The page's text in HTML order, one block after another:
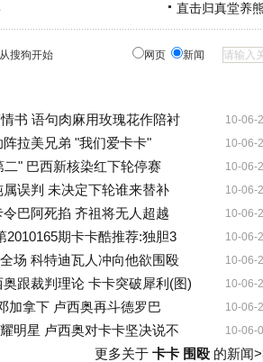
直击归真堂养
搜狗开始 网页 新闻
10-06-
书 语句肉麻用玫瑰花作陪衬
10-06-
拉美兄弟 "我们爱卡卡"
10-06-
" 巴西新核染红下轮停赛
10-06-
误判 未决定下轮谁来替补
10-06-
巴阿死掐 齐祖将无人超越
10-06-
2010165期卡卡酷推荐:独胆3
10-06-
场 科特迪瓦人冲向他欲围殴
10-06-
跟裁判理论 卡卡突破犀利(图)
10-06-
加拿下 卢西奥再斗德罗巴
10-06-
明星 卢西奥对卡卡坚决说不
更多关于 卡卡 围殴的新闻